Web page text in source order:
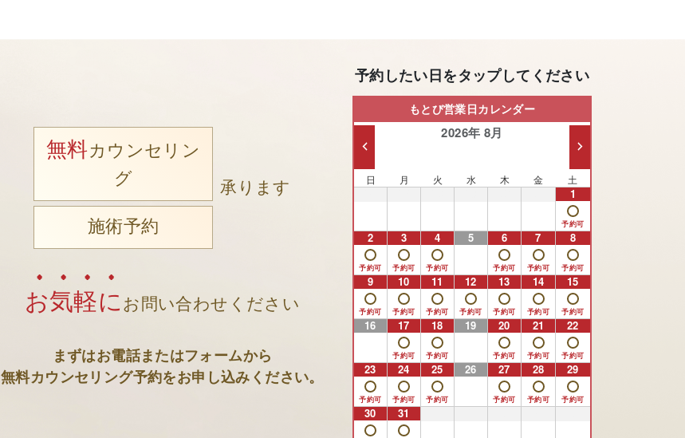
無料カウンセリン
グ
施術予約
承ります
お気軽に お問い合わせください
まずはお電話またはフォームから
無料カウンセリング予約をお申し込みください。
予約したい日をタップしてください
もとび営業日カレンダー
2026年 8月
日 月 火 水 木 金 土
1
2 3 4 5 6 7 8
9 10 11 12 13 14 15
16 17 18 19 20 21 22
23 24 25 26 27 28 29
30 31